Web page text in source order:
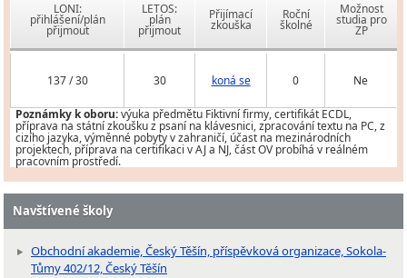
LONI:
přihlášení/plán
přijmout
LETOS:
plán
přijmout
Přijímací
zkouška
Roční
školné
Možnost
studia pro
ZP
137 / 30 30 koná se 0 Ne
Poznámky k oboru:výuka předmětu Fiktivní firmy, certifikát ECDL,
příprava na státní zkoušku z psaní na klávesnici, zpracování textu na PC, z
cizího jazyka, výměnné pobyty v zahraničí, účast na mezinárodních
projektech, příprava na certifikaci v AJ a NJ, část OV probíhá v reálném
pracovním prostředí.
Navštívené školy
Obchodní akademie, Český Těšín, příspěvková organizace, Sokola-
Tůmy 402/12, Český Těšín